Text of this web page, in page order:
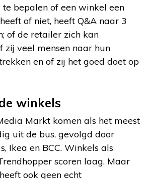
te bepalen of een winkel een
of niet, heeft Q&A naar 3
of de retailer zich kan
zij veel mensen naar hun
en of zij het goed doet op
winkels
Markt komen als het meest
uit de bus, gevolgd door
Ikea en BCC. Winkels als
scoren laag. Maar
ook geen echt